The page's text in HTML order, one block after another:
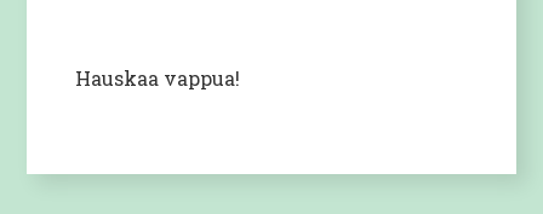
Hauskaa vappua!